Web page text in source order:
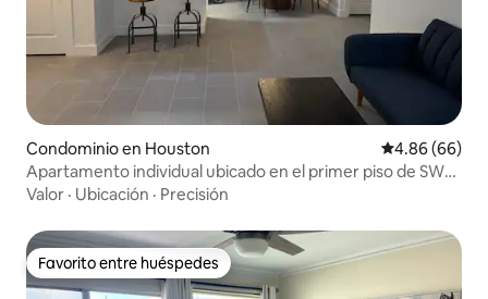
Condominio en Houston Calificación
4.86 (66)
Apartamento individual ubicado en el primer piso de SW
Houston
Valor · Ubicación · Precisión
Favorito entre huéspedes
Favorito entre huéspedes